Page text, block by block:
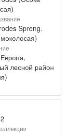
Spreng.
лесной район